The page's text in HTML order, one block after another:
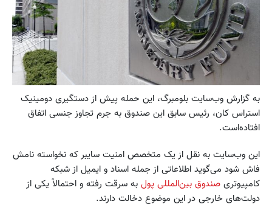
به گزارش وب‌سایت بلومبرگ، این حمله پیش از دستگیری دومینیک
استراس کان، رئیس سابق این صندوق به جرم تجاوز جنسی اتفاق
افتاده‌است.
این وب‌سایت به نقل از یک متخصص امنیت سایبر که نخواسته نامش
فاش شود می‌گوید اطلاعاتی از جمله اسناد و ایمیل‌ از شبکه
کامپیوتری صندوق بین‌المللی پول به سرقت رفته و احتمالا‌ً یکی از
دولت‌های خارجی در این موضوع دخالت دارند.